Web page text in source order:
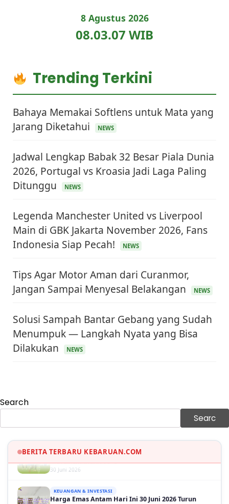
8 Agustus 2026
08.03.08 WIB
Trending Terkini
Bahaya Memakai Softlens untuk Mata yang
Jarang Diketahui
NEWS
Jadwal Lengkap Babak 32 Besar Piala Dunia
2026, Portugal vs Kroasia Jadi Laga Paling
Ditunggu
NEWS
Legenda Manchester United vs Liverpool
Main di GBK Jakarta November 2026, Fans
Indonesia Siap Pecah!
NEWS
Tips Agar Motor Aman dari Curanmor,
Jangan Sampai Menyesal Belakangan
NEWS
Solusi Sampah Bantar Gebang yang Sudah
Menumpuk — Langkah Nyata yang Bisa
Dilakukan
NEWS
Search
Searc
BERITA TERBARU KEBARUAN.COM
KEUANGAN & INVESTASI
Harga Minyak Dunia Hari Ini Naik, WTI dan Brent
Sama-sama Menguat
OLAH RAGA
30 Juni 2026
KEUANGAN & INVESTASI
Rp30.000
30 Juni 2026